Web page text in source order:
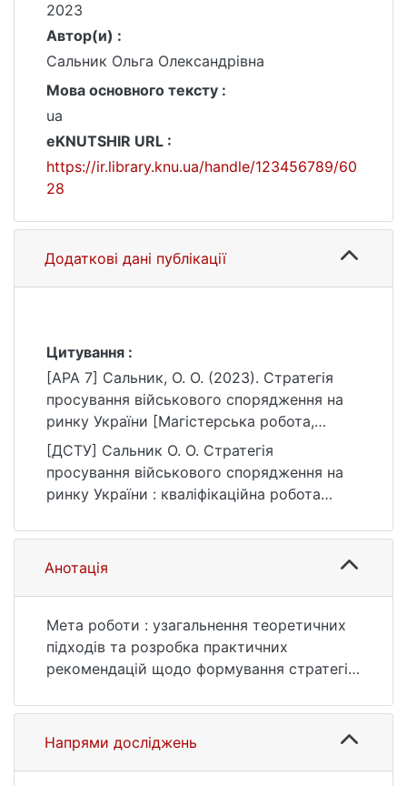
2023
Автор(и) :
Сальник Ольга Олександрівна
Мова основного тексту :
ua
eKNUTSHIR URL :
https://ir.library.knu.ua/handle/123456789/60
28
Додаткові дані публікації
Цитування :
[APA 7] Сальник, О. О. (2023). Стратегія
просування військового спорядження на
ринку України [Магістерська робота,
Київський національний університет імені
Тараса Шевченка]. eKNUTSHIR.
https://ir.library.knu.ua/handle/123456789/60
28
[ДСТУ] Сальник О. О. Стратегія
просування військового спорядження на
ринку України : кваліфікаційна робота
адміністрування. Київ, 2023. 80 с. URL:
https://ir.library.knu.ua/handle/123456789/60
28 (дата звернення: 25.07.2026).
Анотація
Мета роботи : узагальнення теоретичних
підходів та розробка практичних
рекомендацій щодо формування стратегії
військового спорядження на ринку
України.
В результаті дослідження було
Напрями досліджень